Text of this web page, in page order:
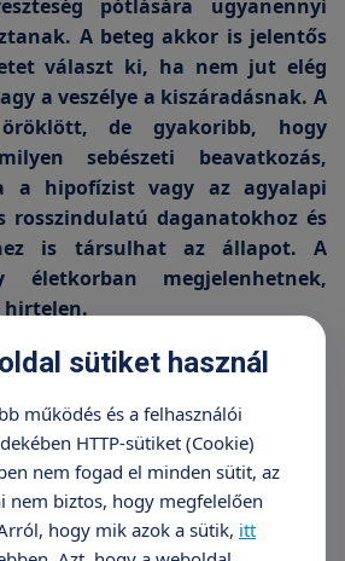
pótlására ugyanennyi
A beteg akkor is jelentős
választ ki, ha nem jut elég
a veszélye a kiszáradásnak. A
de gyakoribb, hogy
sebészeti beavatkozás,
a hipofízist vagy az agyalapi
rosszindulatú daganatokhoz és
is társulhat az állapot. A
életkorban megjelenhetnek,
hirtelen.
a pontos
megkóstolta a vizeletet: ha
mellitusról lehetett szó, ha
insipidusról. Ma is fontos a
sütiket használ
működés és a felhasználói
HTTP-sütiket (Cookie)
nem fogad el minden sütit, az
nem biztos, hogy megfelelően
hogy mik azok a sütik, itt